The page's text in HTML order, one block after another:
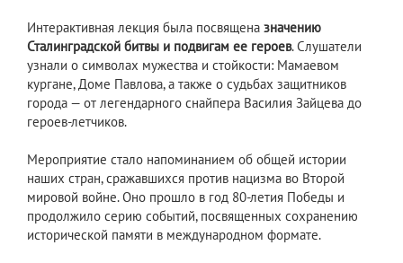
Интерактивная лекция была посвящена значению
Сталинградской битвы и подвигам ее героев. Слушатели
узнали о символах мужества и стойкости: Мамаевом
кургане, Доме Павлова, а также о судьбах защитников
города — от легендарного снайпера Василия Зайцева до
героев-летчиков.
Мероприятие стало напоминанием об общей истории
наших стран, сражавшихся против нацизма во Второй
мировой войне. Оно прошло в год 80-летия Победы и
продолжило серию событий, посвященных сохранению
исторической памяти в международном формате.